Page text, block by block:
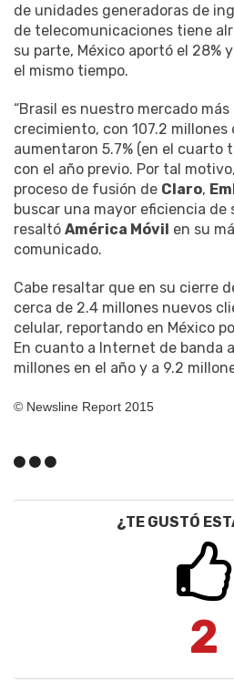
de unidades generadoras de
de telecomunicaciones tiene
su parte, México aportó el 28%
el mismo tiempo.
“Brasil es nuestro mercado
crecimiento, con 107.2 millones
aumentaron 5.7% (en el cuarto
con el año previo. Por tal motivo,
proceso de fusión de Claro,
buscar una mayor eficiencia de
resaltó América Móvil en su
comunicado.
Cabe resaltar que en su cierre
cerca de 2.4 millones nuevos
celular, reportando en México
En cuanto a Internet de banda
millones en el año y a 9.2
© Newsline Report 2015
¿TE GUSTÓ
2